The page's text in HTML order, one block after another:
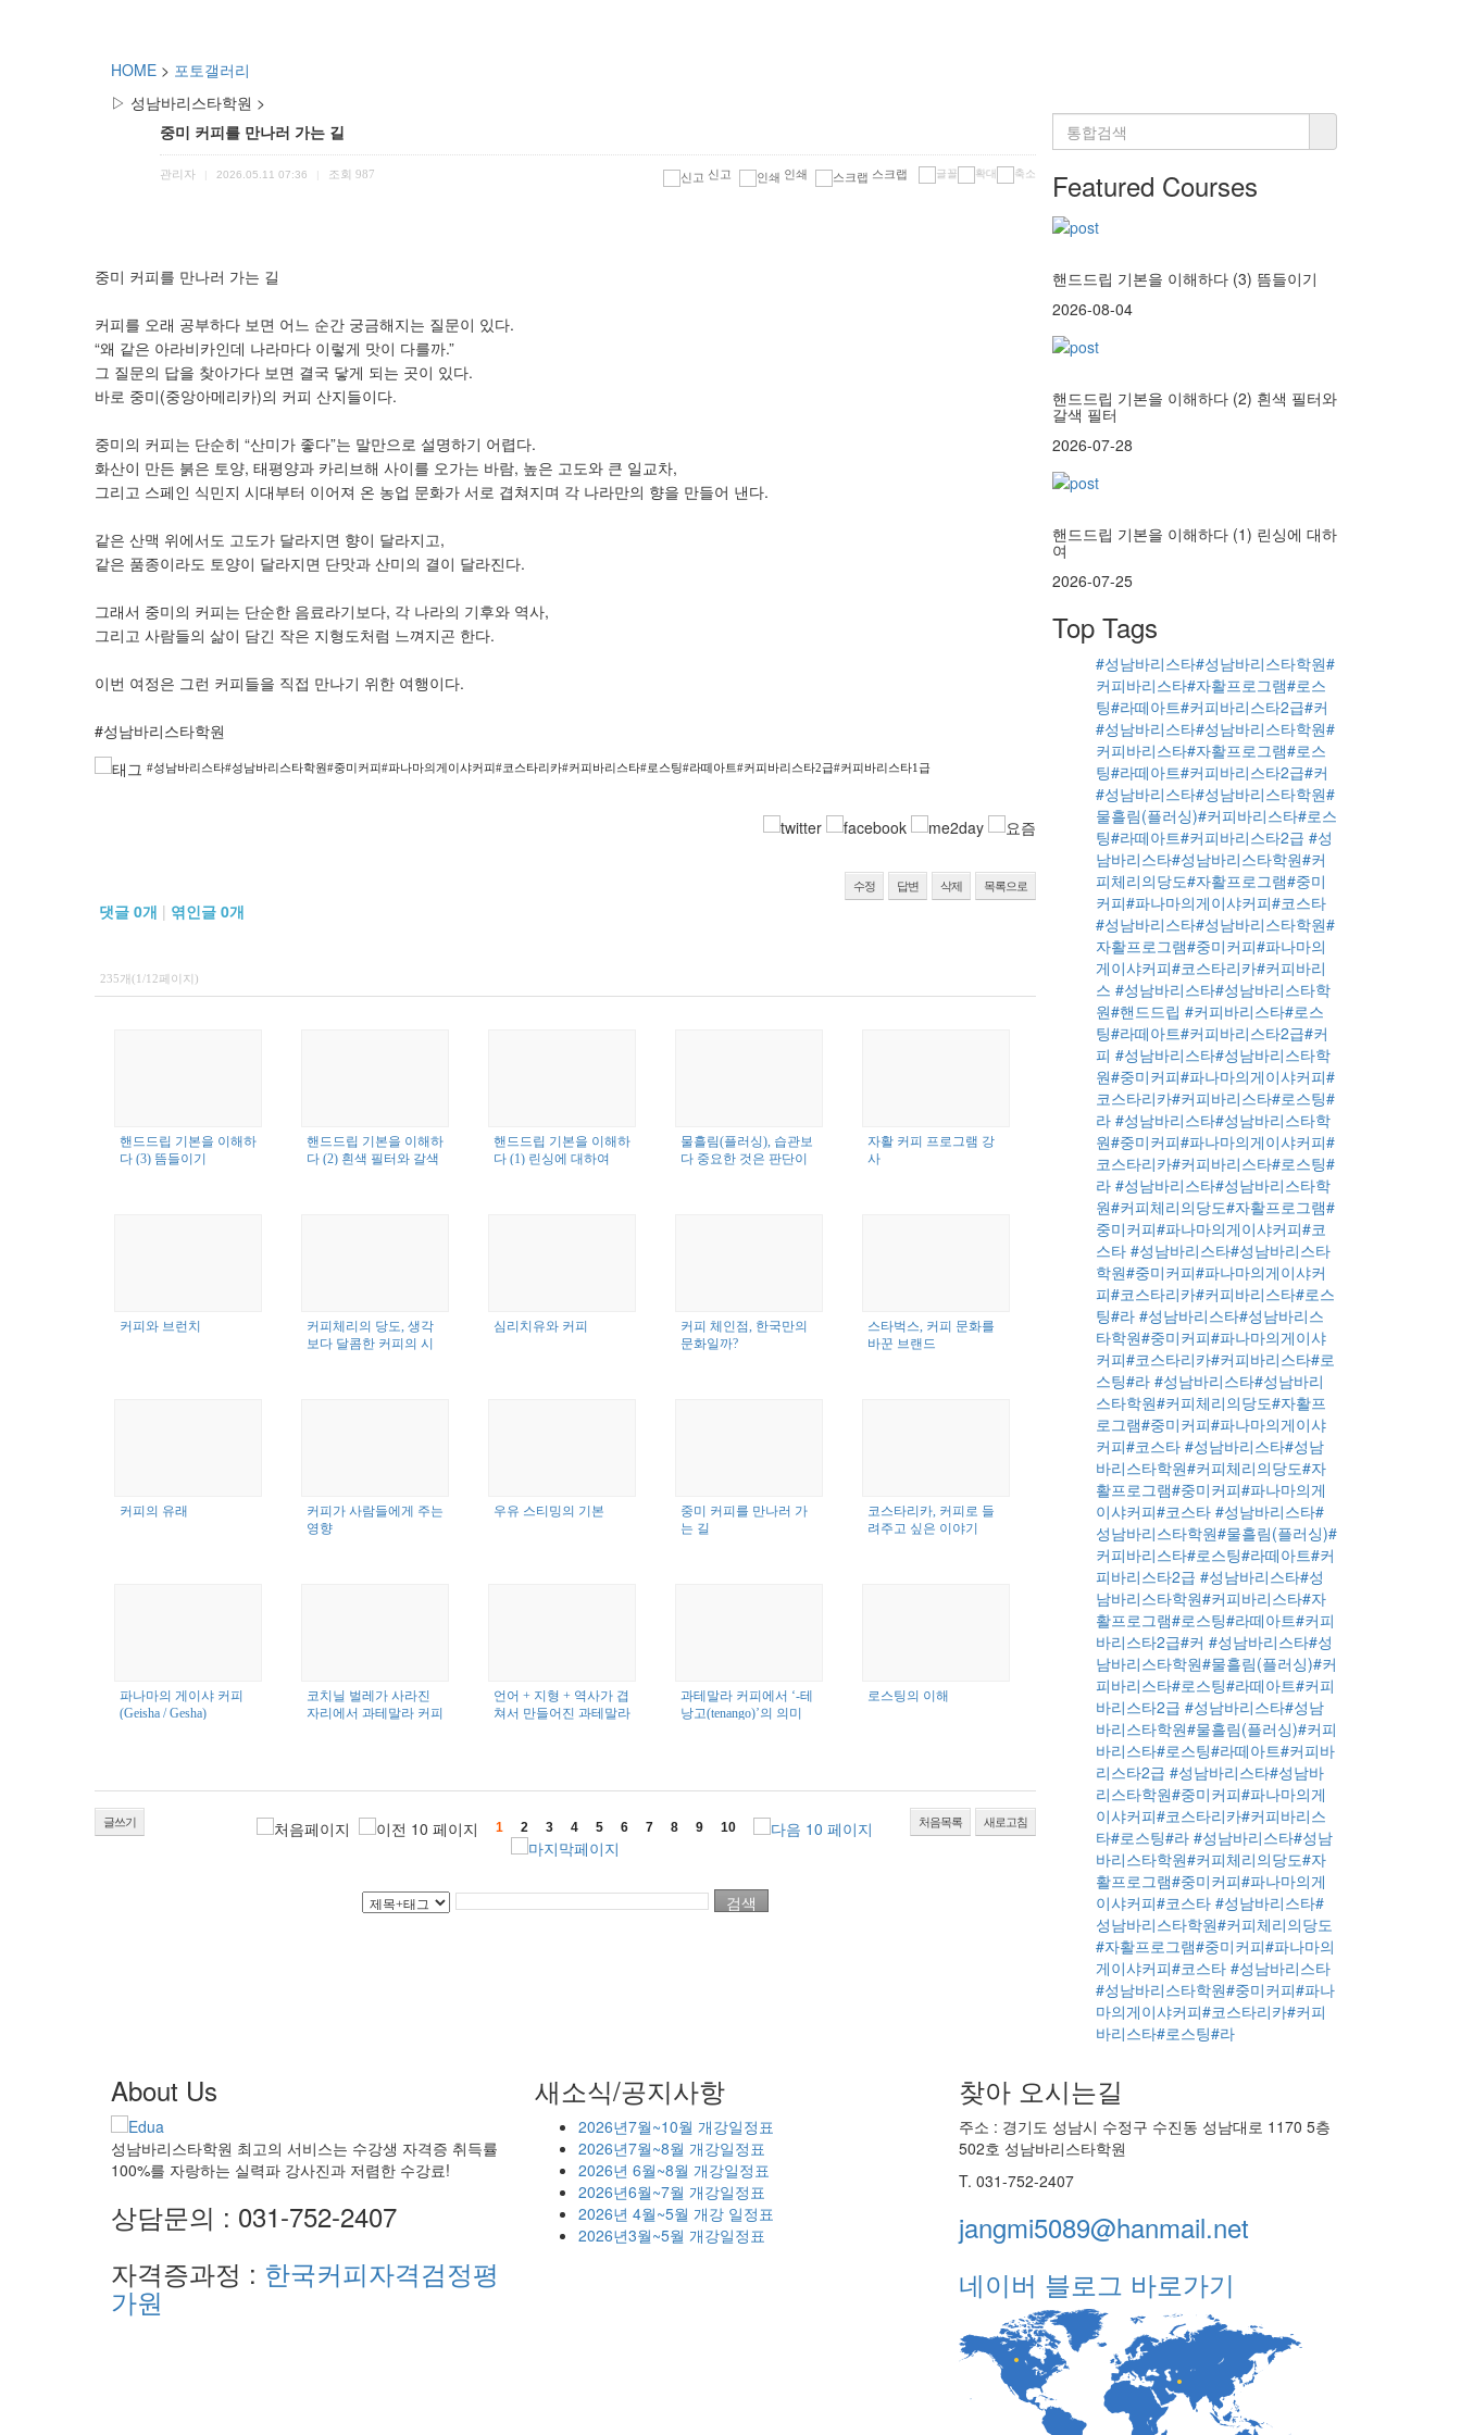
HOME > 포토갤러리
▷ 성남바리스타학원 >
중미 커피를 만나러 가는 길
관리자 2026.05.11 07:36 조회 987 신고 인쇄 스크랩
중미 커피를 만나러 가는 길
커피를 오래 공부하다 보면 어느 순간 궁금해지는 질문이 있다.
“왜 같은 아라비카인데 나라마다 이렇게 맛이 다를까.”
그 질문의 답을 찾아가다 보면 결국 닿게 되는 곳이 있다.
바로 중미(중앙아메리카)의 커피 산지들이다.
중미의 커피는 단순히 “산미가 좋다”는 말만으로 설명하기 어렵다.
화산이 만든 붉은 토양, 태평양과 카리브해 사이를 오가는 바람, 높은 고도와 큰 일교차,
그리고 스페인 식민지 시대부터 이어져 온 농업 문화가 서로 겹쳐지며 각 나라만의 향을 만들어 낸다.
같은 산맥 위에서도 고도가 달라지면 향이 달라지고,
같은 품종이라도 토양이 달라지면 단맛과 산미의 결이 달라진다.
그래서 중미의 커피는 단순한 음료라기보다, 각 나라의 기후와 역사,
그리고 사람들의 삶이 담긴 작은 지형도처럼 느껴지곤 한다.
이번 여정은 그런 커피들을 직접 만나기 위한 여행이다.
#성남바리스타학원
#성남바리스타#성남바리스타학원#중미커피#파나마의게이샤커피#코스타리카#커피바리스타#로스팅#라떼아트#커피바리스타2급#커피바리스타1급
수정 답변 삭제 목록으로
댓글 0개 | 엮인글 0개
235개(1/12페이지)
핸드드립 기본을 이해하
다 (3) 뜸들이기
핸드드립 기본을 이해하
다 (2) 흰색 필터와 갈색
핸드드립 기본을 이해하
다 (1) 린싱에 대하여
물흘림(플러싱), 습관보
다 중요한 것은 판단이
자활 커피 프로그램 강
사
커피와 브런치
커피체리의 당도, 생각
보다 달콤한 커피의 시
심리치유와 커피
커피 체인점, 한국만의
문화일까?
스타벅스, 커피 문화를
바꾼 브랜드
커피의 유래
커피가 사람들에게 주는
영향
우유 스티밍의 기본
중미 커피를 만나러 가
는 길
코스타리카, 커피로 들
려주고 싶은 이야기
파나마의 게이샤 커피
(Geisha / Gesha)
코치닐 벌레가 사라진
자리에서 과테말라 커피
언어 + 지형 + 역사가 겹
쳐서 만들어진 과테말라
과테말라 커피에서 ‘-테
낭고(tenango)’의 의미
로스팅의 이해
글쓰기 처음목록 새로고침
1 2 3 4 5 6 7 8 9 10
Featured Courses
핸드드립 기본을 이해하다 (3) 뜸들이기
2026-08-04
핸드드립 기본을 이해하다 (2) 흰색 필터와
갈색 필터
2026-07-28
핸드드립 기본을 이해하다 (1) 린싱에 대하
여
2026-07-25
Top Tags
#성남바리스타#성남바리스타학원#
커피바리스타#자활프로그램#로스
팅#라떼아트#커피바리스타2급#커
#성남바리스타#성남바리스타학원#
커피바리스타#자활프로그램#로스
팅#라떼아트#커피바리스타2급#커
#성남바리스타#성남바리스타학원#
물흘림(플러싱)#커피바리스타#로스
팅#라떼아트#커피바리스타2급 #성
남바리스타#성남바리스타학원#커
피체리의당도#자활프로그램#중미
커피#파나마의게이샤커피#코스타
#성남바리스타#성남바리스타학원#
자활프로그램#중미커피#파나마의
게이샤커피#코스타리카#커피바리
스 #성남바리스타#성남바리스타학
원#핸드드립 #커피바리스타#로스
팅#라떼아트#커피바리스타2급#커
피 #성남바리스타#성남바리스타학
원#중미커피#파나마의게이샤커피#
코스타리카#커피바리스타#로스팅#
라 #성남바리스타#성남바리스타학
원#중미커피#파나마의게이샤커피#
코스타리카#커피바리스타#로스팅#
라 #성남바리스타#성남바리스타학
원#커피체리의당도#자활프로그램#
중미커피#파나마의게이샤커피#코
스타 #성남바리스타#성남바리스타
학원#중미커피#파나마의게이샤커
피#코스타리카#커피바리스타#로스
팅#라 #성남바리스타#성남바리스
타학원#중미커피#파나마의게이샤
커피#코스타리카#커피바리스타#로
스팅#라 #성남바리스타#성남바리
스타학원#커피체리의당도#자활프
로그램#중미커피#파나마의게이샤
커피#코스타 #성남바리스타#성남
바리스타학원#커피체리의당도#자
활프로그램#중미커피#파나마의게
이샤커피#코스타 #성남바리스타#
성남바리스타학원#물흘림(플러싱)#
커피바리스타#로스팅#라떼아트#커
피바리스타2급 #성남바리스타#성
남바리스타학원#커피바리스타#자
활프로그램#로스팅#라떼아트#커피
바리스타2급#커 #성남바리스타#성
남바리스타학원#물흘림(플러싱)#커
피바리스타#로스팅#라떼아트#커피
바리스타2급 #성남바리스타#성남
바리스타학원#물흘림(플러싱)#커피
바리스타#로스팅#라떼아트#커피바
리스타2급 #성남바리스타#성남바
리스타학원#중미커피#파나마의게
이샤커피#코스타리카#커피바리스
타#로스팅#라 #성남바리스타#성남
바리스타학원#커피체리의당도#자
활프로그램#중미커피#파나마의게
이샤커피#코스타 #성남바리스타#
성남바리스타학원#커피체리의당도
#자활프로그램#중미커피#파나마의
게이샤커피#코스타 #성남바리스타
#성남바리스타학원#중미커피#파나
마의게이샤커피#코스타리카#커피
바리스타#로스팅#라
About Us
성남바리스타학원 최고의 서비스는 수강생 자격증 취득률
100%를 자랑하는 실력파 강사진과 저렴한 수강료!
상담문의 : 031-752-2407
자격증과정 : 한국커피자격검정평
가원
새소식/공지사항
2026년7월~10월 개강일정표
2026년7월~8월 개강일정표
2026년 6월~8월 개강일정표
2026년6월~7월 개강일정표
2026년 4월~5월 개강 일정표
2026년3월~5월 개강일정표
찾아 오시는길
주소 : 경기도 성남시 수정구 수진동 성남대로 1170 5층
502호 성남바리스타학원
T. 031-752-2407
jangmi5089@hanmail.net
네이버 블로그 바로가기